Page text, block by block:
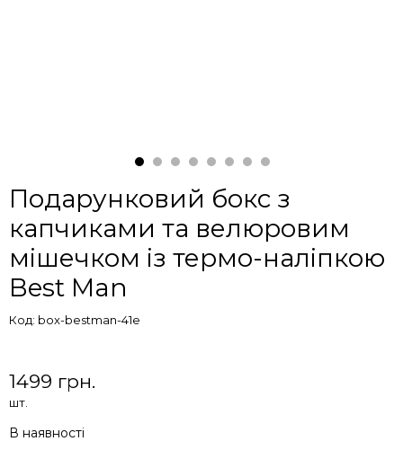
Подарунковий бокс з
капчиками та велюровим
мішечком із термо-наліпкою
Best Man
Код: box-bestman-41e
1499 грн.
шт.
В наявності